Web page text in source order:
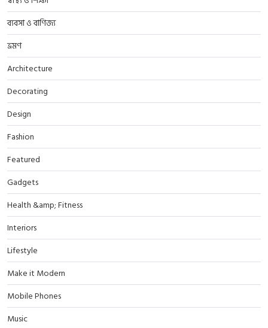
ব্যবসা ও বাণিজ্য
ভ্রমণ
Architecture
Decorating
Design
Fashion
Featured
Gadgets
Health &amp; Fitness
Interiors
Lifestyle
Make it Modern
Mobile Phones
Music